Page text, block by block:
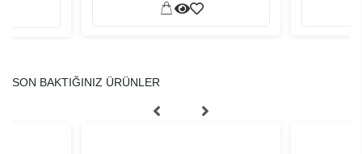
SON BAKTIĞINIZ ÜRÜNLER